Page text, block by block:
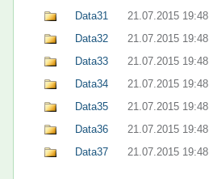
Data31
21.07.2015 19:48
Data32
21.07.2015 19:48
Data33
21.07.2015 19:48
Data34
21.07.2015 19:48
Data35
21.07.2015 19:48
Data36
21.07.2015 19:48
Data37
21.07.2015 19:48